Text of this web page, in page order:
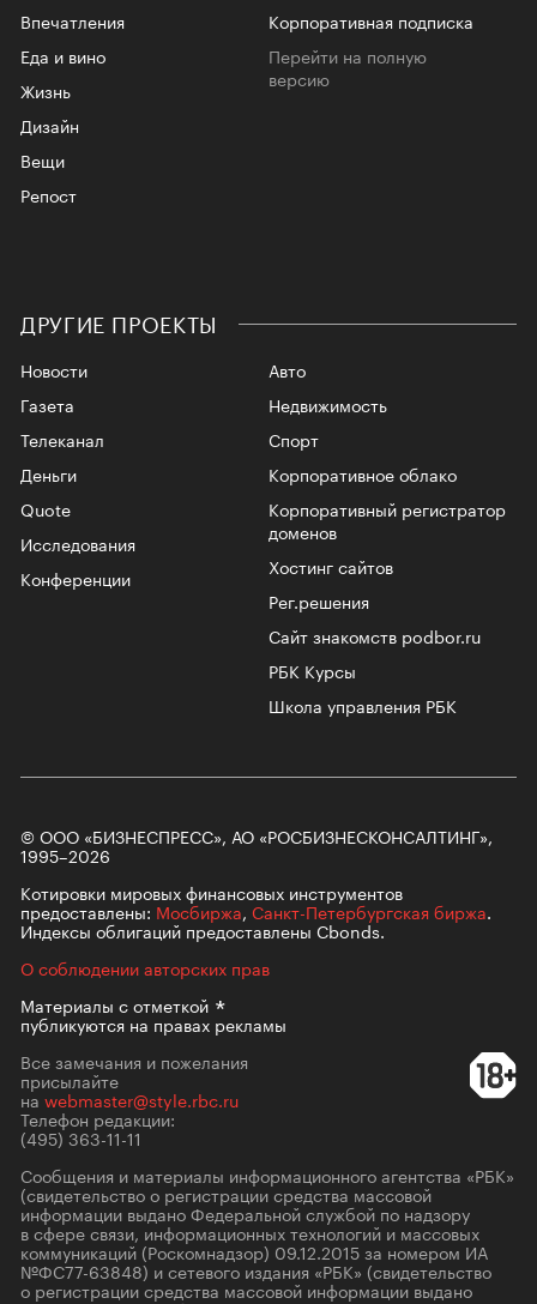
Впечатления
Еда и вино
Жизнь
Дизайн
Вещи
Репост
Корпоративная подписка
Перейти на полную
версию
ДРУГИЕ ПРОЕКТЫ
Новости
Газета
Телеканал
Авто
Недвижимость
Спорт
Корпоративное облако
Корпоративный регистратор
доменов
Хостинг сайтов
Рег.решения
Сайт знакомств podbor.ru
РБК Курсы
Школа управления РБК
Деньги
Quote
Исследования
Конференции
© ООО «БИЗНЕСПРЕСС», АО «РОСБИЗНЕСКОНСАЛТИНГ»,
1995–2026
Котировки мировых финансовых инструментов
предоставлены: Мосбиржа, Санкт-Петербургская биржа.
Индексы облигаций предоставлены Cbonds.
О соблюдении авторских прав
Материалы сотметкой
публикуются на правах рекламы
Все замечания и пожелания
присылайте
на webmaster@style.rbc.ru
Телефон редакции:
(495) 363-11-11
Сообщения и материалы информационного агентства «РБК»
(свидетельство о регистрации средства массовой
информации выдано Федеральной службой по надзору
в сфере связи, информационных технологий и массовых
коммуникаций (Роскомнадзор) 09.12.2015 за номером ИА
№ФС77-63848) и сетевого издания «РБК» (свидетельство
о регистрации средства массовой информации выдано